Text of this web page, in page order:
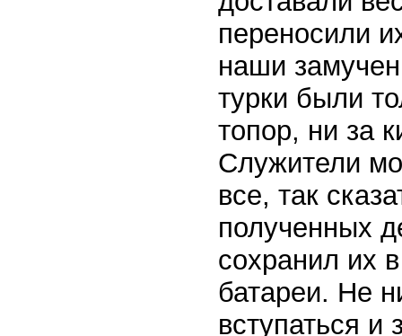
переносили
наши
турки были
топор, ни за
Служители
все, так
полученных
сохранил их
батареи. Не
вступаться и